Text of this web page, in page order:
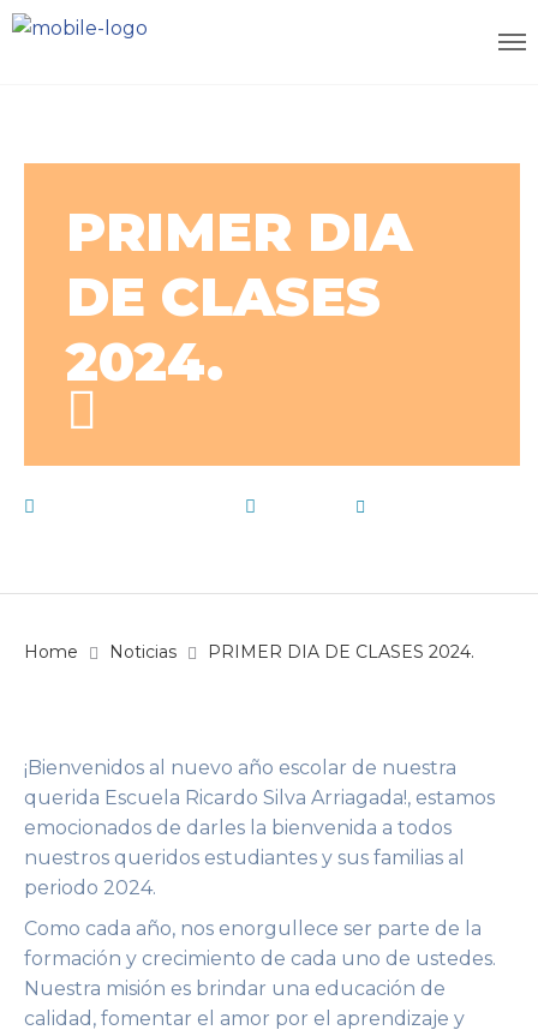
PRIMER DIA
DE CLASES
2024.
Home Noticias PRIMER DIA DE CLASES 2024.
¡Bienvenidos al nuevo año escolar de nuestra
querida Escuela Ricardo Silva Arriagada!, estamos
emocionados de darles la bienvenida a todos
nuestros queridos estudiantes y sus familias al
periodo 2024.
Como cada año, nos enorgullece ser parte de la
formación y crecimiento de cada uno de ustedes.
Nuestra misión es brindar una educación de
calidad, fomentar el amor por el aprendizaje y